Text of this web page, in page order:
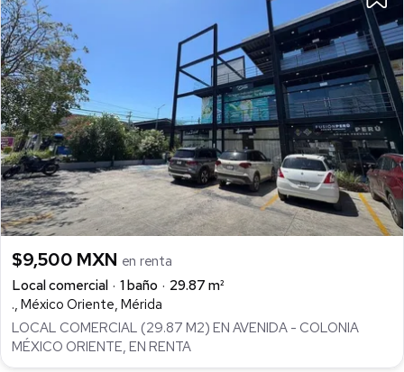
$9,500 MXN en renta
Local comercial
1 baño
29.87 m²
., México Oriente, Mérida
LOCAL COMERCIAL (29.87 M2) EN AVENIDA - COLONIA
MÉXICO ORIENTE, EN RENTA